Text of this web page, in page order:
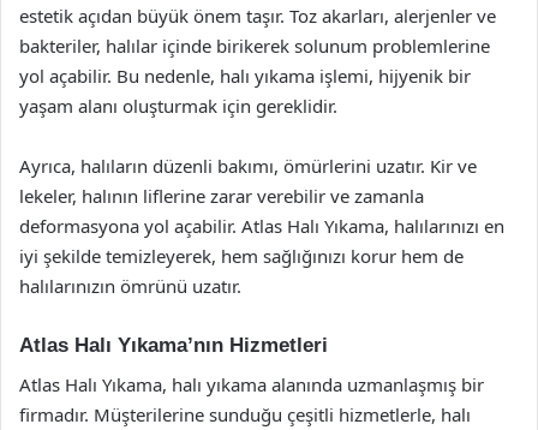
estetik açıdan büyük önem taşır. Toz akarları, alerjenler ve
bakteriler, halılar içinde birikerek solunum problemlerine
yol açabilir. Bu nedenle, halı yıkama işlemi, hijyenik bir
yaşam alanı oluşturmak için gereklidir.
Ayrıca, halıların düzenli bakımı, ömürlerini uzatır. Kir ve
lekeler, halının liflerine zarar verebilir ve zamanla
deformasyona yol açabilir. Atlas Halı Yıkama, halılarınızı en
iyi şekilde temizleyerek, hem sağlığınızı korur hem de
halılarınızın ömrünü uzatır.
Atlas Halı Yıkama’nın Hizmetleri
Atlas Halı Yıkama, halı yıkama alanında uzmanlaşmış bir
firmadır. Müşterilerine sunduğu çeşitli hizmetlerle, halı